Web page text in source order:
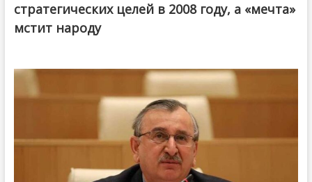
стратегических целей в 2008 году, а «мечта»
мстит народу